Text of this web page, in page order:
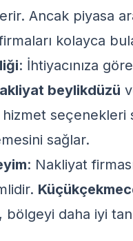
Ancak piyasa
kolayca
: İhtiyacınıza
beylikdüzü
seçenekleri
sağlar.
: Nakliyat
daha iyi